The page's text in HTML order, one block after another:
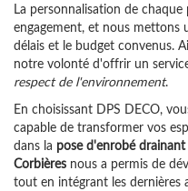
La personnalisation de
engagement, et nous mettons
délais et le budget convenus.
notre volonté d'offrir un
respect de l'environnement.
En choisissant DPS DECO,
capable de transformer vos
dans la pose d'enrobé
Corbières nous a permis de
tout en intégrant les dernières